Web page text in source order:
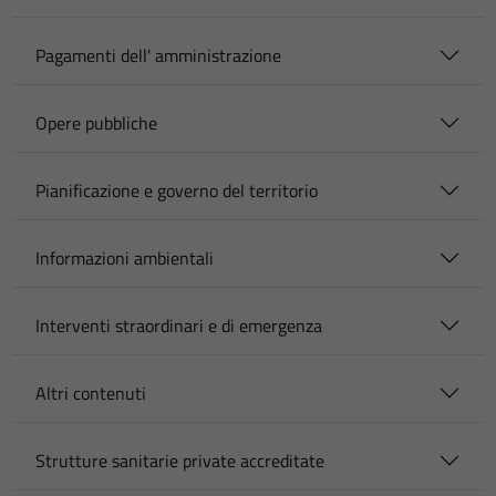
Pagamenti dell' amministrazione
Opere pubbliche
Pianificazione e governo del territorio
Informazioni ambientali
Interventi straordinari e di emergenza
Altri contenuti
Strutture sanitarie private accreditate